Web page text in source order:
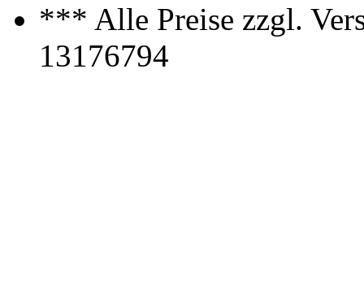
*** Alle Preise zzgl.
13176794